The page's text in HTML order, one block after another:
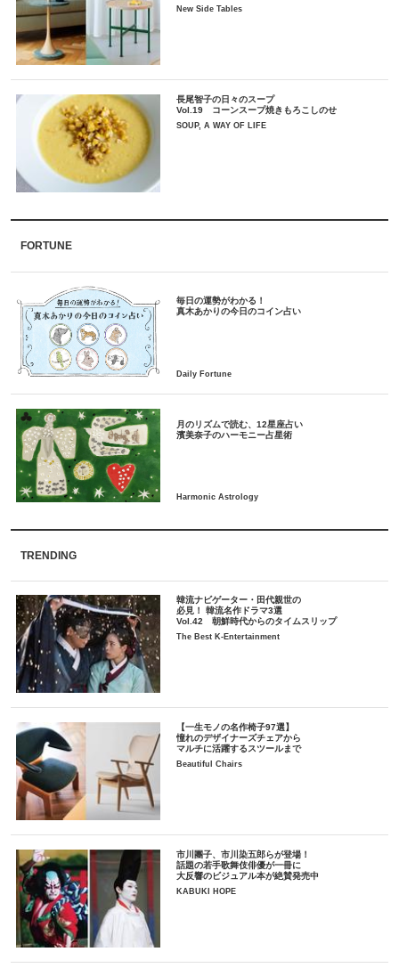
New Side Tables
長尾智子の日々のスープ
Vol.19 コーンスープ焼きもろこしのせ
SOUP, A WAY OF LIFE
FORTUNE
毎日の運勢がわかる！
月のリズムで読む、12星座占い
TRENDING
韓流ナビゲーター・田代親世の
必見！ 韓流名作ドラマ3選
Vol.42 朝鮮時代からのタイムスリップ
The Best K-Entertainment
【一生モノの名作椅子97選】
憧れのデザイナーズチェアから
マルチに活躍するスツールまで
Beautiful Chairs
市川團子、市川染五郎らが登場！
話題の若手歌舞伎俳優が一冊に
大反響のビジュアル本が絶賛発売中
KABUKI HOPE